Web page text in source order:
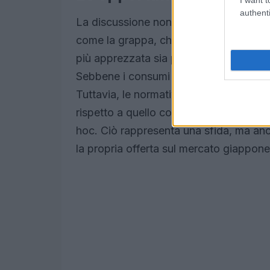
La discussione non si è limitata al
come la grappa, che ha radici
più apprezzata sia per il suo sapore
Sebbene i consumi di grappa in
Tuttavia, le normative locali
rispetto a quello consentito in Italia,
hoc. Ciò rappresenta una sfida, ma
la propria offerta sul mercato